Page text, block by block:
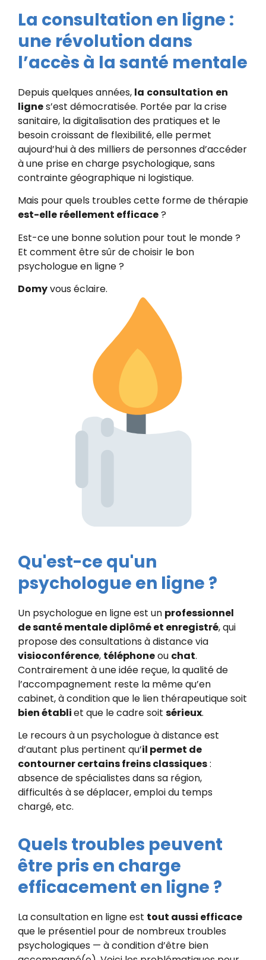
La consultation en ligne :
une révolution dans
l’accès à la santé mentale
Depuis quelques années, la consultation en
lignes’est démocratisée. Portée par la crise
sanitaire, la digitalisation des pratiques et le
besoin croissant de flexibilité, elle permet
aujourd’hui à des milliers de personnes d’accéder
à une prise en charge psychologique, sans
contrainte géographique ni logistique.
Mais pour quels troubles cette forme de thérapie
est-elle réellement efficace?
Est-ce une bonne solution pour tout le monde ?
Et comment être sûr de choisir le bon
psychologue en ligne ?
Domyvous éclaire.
Qu'est-ce qu'un
psychologue en ligne ?
Un psychologue en ligne est un professionnel
de santé mentale diplômé et enregistré, qui
propose des consultations à distance via
visioconférence, téléphoneou chat.
Contrairement à une idée reçue, la qualité de
l’accompagnement reste la même qu’en
cabinet, à condition que le lien thérapeutique soit
bien établiet que le cadre soit sérieux.
Le recours à un psychologue à distance est
d’autant plus pertinent qu’il permet de
contourner certains freins classiques:
absence de spécialistes dans sa région,
difficultés à se déplacer, emploi du temps
chargé, etc.
Quels troubles peuvent
être pris en charge
efficacement en ligne ?
La consultation en ligne est tout aussi efficace
que le présentiel pour de nombreux troubles
psychologiques — à condition d’être bien